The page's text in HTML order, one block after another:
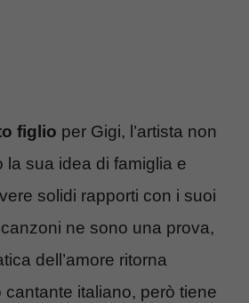
figlio per Gigi, l’artista non
la sua idea di famiglia e
solidi rapporti con i suoi
ne sono una prova,
dell’amore ritorna
cantante italiano, però tiene